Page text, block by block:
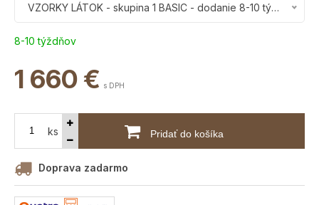
VZORKY LÁTOK - skupina 1 BASIC - dodanie 8-10 týždňov
8-10 týždňov
1 660 € s DPH
ks Pridať do košíka
Doprava zadarmo